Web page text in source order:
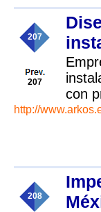
207
207
con
http://
208